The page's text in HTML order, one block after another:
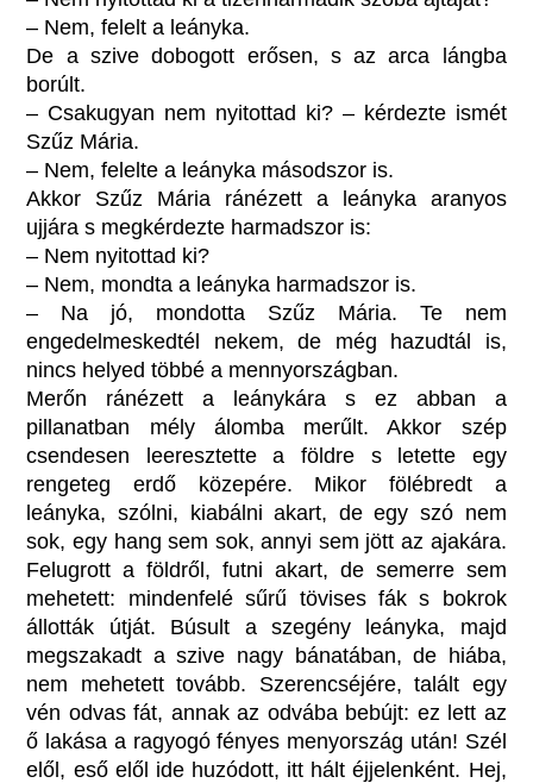
– Nem, felelt a leányka.
De a szive dobogott erősen, s az arca lángba
borúlt.
– Csakugyan nem nyitottad ki? – kérdezte ismét
Szűz Mária.
– Nem, felelte a leányka másodszor is.
Akkor Szűz Mária ránézett a leányka aranyos
ujjára s megkérdezte harmadszor is:
– Nem nyitottad ki?
– Nem, mondta a leányka harmadszor is.
– Na jó, mondotta Szűz Mária. Te nem
engedelmeskedtél nekem, de még hazudtál is,
nincs helyed többé a mennyországban.
Merőn ránézett a leánykára s ez abban a
pillanatban mély álomba merűlt. Akkor szép
csendesen leeresztette a földre s letette egy
rengeteg erdő közepére. Mikor fölébredt a
leányka, szólni, kiabálni akart, de egy szó nem
sok, egy hang sem sok, annyi sem jött az ajakára.
Felugrott a földről, futni akart, de semerre sem
mehetett: mindenfelé sűrű tövises fák s bokrok
állották útját. Búsult a szegény leányka, majd
megszakadt a szive nagy bánatában, de hiába,
nem mehetett tovább. Szerencséjére, talált egy
vén odvas fát, annak az odvába bebújt: ez lett az
ő lakása a ragyogó fényes menyország után! Szél
elől, eső elől ide huzódott, itt hált éjjelenként. Hej,